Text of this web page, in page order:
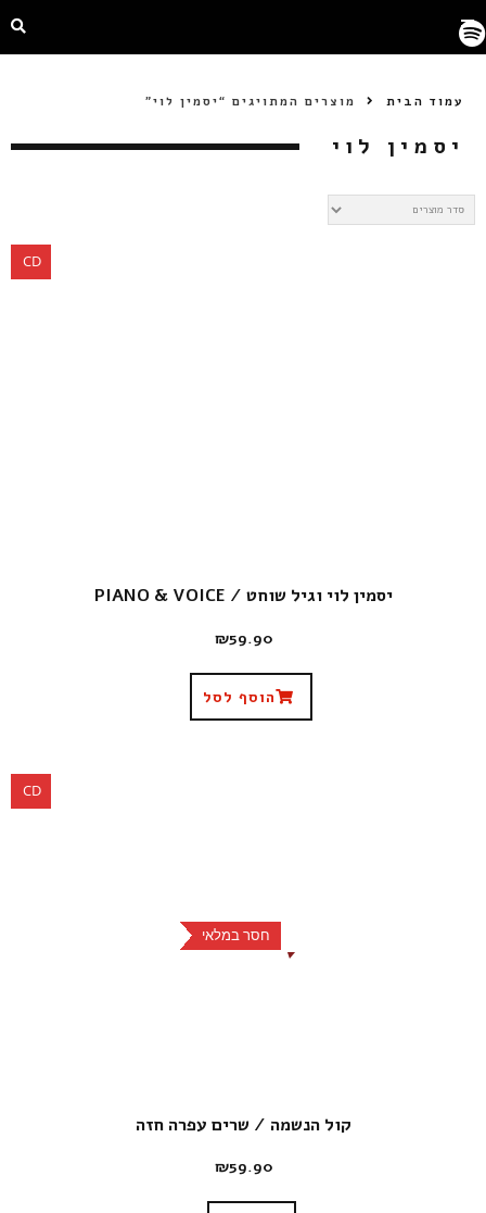
עמוד הבית מוצרים המתויגים “יסמין לוי”
יסמין לוי
CD
יסמין לוי וגיל שוחט / PIANO & VOICE
₪59.90
הוסף לסל
חסר במלאי
CD
קול הנשמה / שרים עפרה חזה
₪59.90